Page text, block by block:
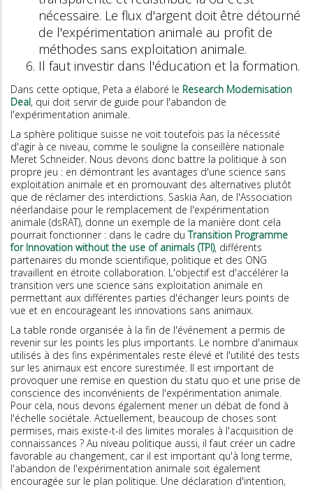
nécessaire. Le flux d'argent doit être détourné
de l'expérimentation animale au profit de
méthodes sans exploitation animale.
Il faut investir dans l'éducation et la formation.
Dans cette optique, Peta a élaboré le Research Modernisation
Deal, qui doit servir de guide pour l'abandon de
l'expérimentation animale.
La sphère politique suisse ne voit toutefois pas la nécessité
d'agir à ce niveau, comme le souligne la conseillère nationale
Meret Schneider. Nous devons donc battre la politique à son
propre jeu : en démontrant les avantages d'une science sans
exploitation animale et en promouvant des alternatives plutôt
que de réclamer des interdictions. Saskia Aan, de l'Association
néerlandaise pour le remplacement de l'expérimentation
animale (dsRAT), donne un exemple de la manière dont cela
pourrait fonctionner : dans le cadre duTransition Programme
for Innovation without the use of animals (TPI), différents
partenaires du monde scientifique, politique et des ONG
travaillent en étroite collaboration. L'objectif est d'accélérer la
transition vers une science sans exploitation animale en
permettant aux différentes parties d'échanger leurs points de
vue et en encourageant les innovations sans animaux.
La table ronde organisée à la fin de l'événement a permis de
revenir sur les points les plus importants. Le nombre d'animaux
utilisés à des fins expérimentales reste élevé et l'utilité des tests
sur les animaux est encore surestimée. Il est important de
provoquer une remise en question du statu quo et une prise de
conscience des inconvénients de l'expérimentation animale.
Pour cela, nous devons également mener un débat de fond à
l'échelle sociétale. Actuellement, beaucoup de choses sont
permises, mais existe-t-il des limites morales à l'acquisition de
connaissances ? Au niveau politique aussi, il faut créer un cadre
favorable au changement, car il est important qu'à long terme,
l'abandon de l'expérimentation animale soit également
encouragée sur le plan politique. Une déclaration d'intention,